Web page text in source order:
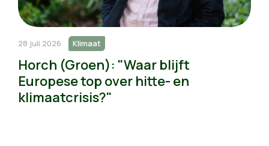
28 juli 2026 Klimaat
Horch (Groen): "Waar blijft
Europese top over hitte- en
klimaatcrisis?"